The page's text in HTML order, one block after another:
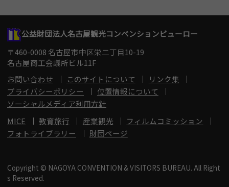
公益財団法人名古屋観光コンベンションビューロー
〒460-0008 名古屋市中区栄二丁目10-19
名古屋商工会議所ビル11F
お問い合わせ
このサイトについて
リンク集
プライバシーポリシー
位置情報について
ソーシャルメディア利用方針
MICE
教育旅行 産業観光
フィルムコミッション
フォトライブラリー
財団ページ
Copyright © NAGOYA CONVENTION & VISITORS BUREAU. All Right
s Reserved.